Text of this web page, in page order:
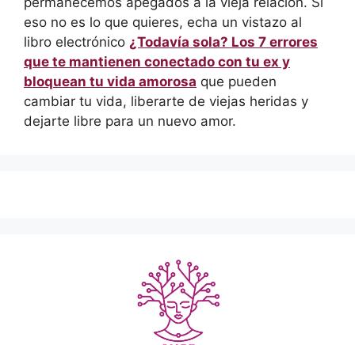
eso no es lo que quieres, echa un vistazo al
libro electrónico ¿Todavía sola? Los 7 errores
que te mantienen conectado con tu ex y
bloquean tu vida amorosa que pueden
cambiar tu vida, liberarte de viejas heridas y
dejarte libre para un nuevo amor.